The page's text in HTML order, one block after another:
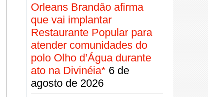
Orleans Brandão afirma
que vai implantar
Restaurante Popular para
atender comunidades do
polo Olho d’Água durante
ato na Divinéia* 6 de
agosto de 2026